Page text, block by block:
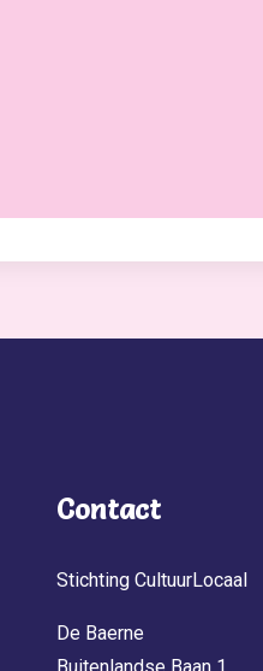
Contact
Stichting CultuurLocaal
De Baerne
Buitenlandse Baan 1